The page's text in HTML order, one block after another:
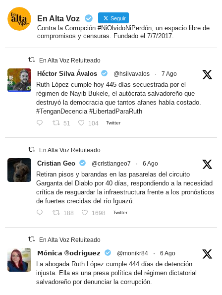
En Alta Voz Seguir
Contra la Corrupción #NiOlvidoNiPerdón, un espacio libre de
compromisos y censuras. Fundado el 7/7/2017.
En Alta Voz Retuiteado
Héctor Silva Ávalos @hsilvavalos · 7 Ago
Ruth López cumple hoy 445 días secuestrada por el
régimen de Nayib Bukele, el autócrata salvadoreño que
destruyó la democracia que tantos afanes había costado.
#TenganDecencia #LibertadParaRuth
51 104 Twitter
En Alta Voz Retuiteado
Cristian Geo @cristiangeo7 · 6 Ago
Retiran pisos y barandas en las pasarelas del circuito
Garganta del Diablo por 40 días, respondiendo a la necesidad
crítica de resguardar la infraestructura frente a los pronósticos
de fuertes crecidas del río Iguazú.
188 1698 Twitter
En Alta Voz Retuiteado
𝗠ó𝗻𝗶𝗰𝗮 ®𝗼𝗱𝗿𝗶𝗴𝘂𝗲𝘇 @monikr84 · 6 Ago
La abogada Ruth López cumple 444 días de detención
injusta. Ella es una presa política del régimen dictatorial
salvadoreño por denunciar la corrupción.